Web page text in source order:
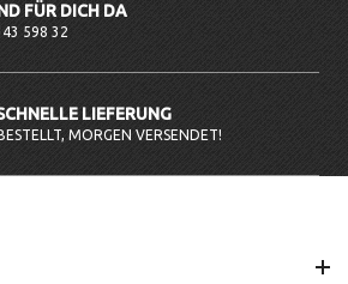
FÜR DICH DA
598 32
LIEFERUNG
MORGEN VERSENDET!